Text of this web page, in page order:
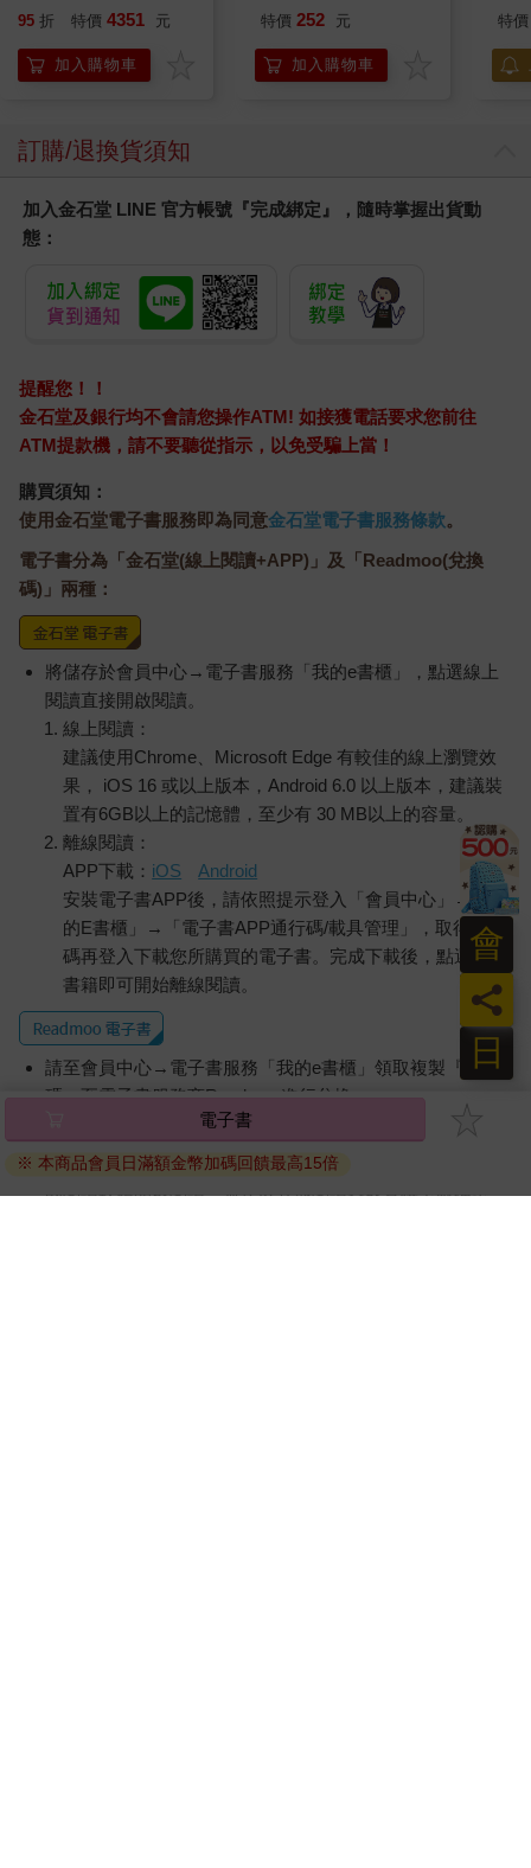
綠 全新進化玩美上市
95 折 特價 4351 元
加入購物車
特價 252 元
加入購物車
加購]
特價
訂購/退換貨須知
加入金石堂 LINE 官方帳號『完成綁定』，隨時掌握出貨動
態：
提醒您！！
金石堂及銀行均不會請您操作ATM! 如接獲電話要求您前往
ATM提款機，請不要聽從指示，以免受騙上當！
購買須知：
使用金石堂電子書服務即為同意金石堂電子書服務條款。
電子書分為「金石堂(線上閱讀+APP)」及「Readmoo(兌換
碼)」兩種：
將儲存於會員中心→電子書服務「我的e書櫃」，點選線上
閱讀直接開啟閱讀。
線上閱讀：
建議使用Chrome、Microsoft Edge 有較佳的線上瀏覽效
果， iOS 16 或以上版本，Android 6.0 以上版本，建議裝
置有6GB以上的記憶體，至少有 30 MB以上的容量。
離線閱讀：
APP下載： iOS
Android
安裝電子書APP後，請依照提示登入「會員中心」→「我
的E書櫃」→「電子書APP通行碼/載具管理」，取得通行
碼再登入下載您所購買的電子書。完成下載後，點選任一
書籍即可開始離線閱讀。
請至會員中心→電子書服務「我的e書櫃」領取複製『兌換
碼』至電子書服務商Readmoo進行兌換。
退換貨須知：
因版權保護，您在金石堂所購買的電子書僅能以金石堂專屬
的閱讀軟體開啟閱讀，無法以其他閱讀器或直接下載檔案。
電子書
※ 本商品會員日滿額金幣加碼回饋最高15倍
日
員
會